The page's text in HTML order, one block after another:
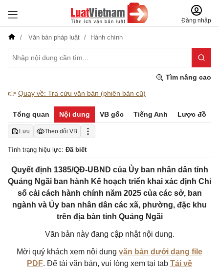
Đăng nhập
Văn bản pháp luật Hành chính
Tìm nâng cao
👉 Quay về: Tra cứu văn bản (phiên bản cũ)
Tổng quan Nội dung VB gốc Tiếng Anh Lược đồ
Lưu Theo dõi VB
Tình trạng hiệu lực: Đã biết
Quyết định 1385/QĐ-UBND của Ủy ban nhân dân tỉnh
Quảng Ngãi ban hành Kế hoạch triển khai xác định Chỉ
số cải cách hành chính năm 2025 của các sở, ban
ngành và Ủy ban nhân dân các xã, phường, đặc khu
trên địa bàn tỉnh Quảng Ngãi
Văn bản này đang cập nhật nội dung.
Mời quý khách xem nội dung văn bản dưới dạng file
PDF. Để tải văn bản, vui lòng xem tại tab Tải về